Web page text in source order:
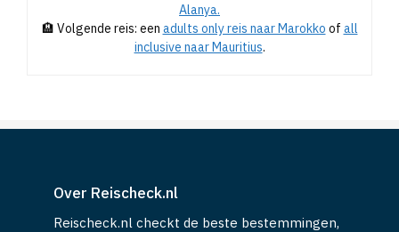
Alanya.
🏨 Volgende reis: een adults only reis naar Marokko of all
inclusive naar Mauritius.
Over Reischeck.nl
Reischeck.nl checkt de beste bestemmingen,